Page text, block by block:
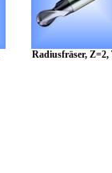
Radiusfräser,